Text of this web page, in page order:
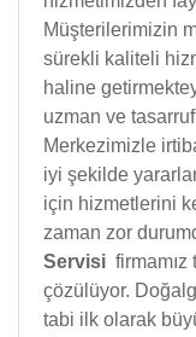
Müşterilerimizin
sürekli kaliteli
haline
uzman ve
Merkezimizle
iyi şekilde
için hizmetlerini
zaman zor
Servisi firmamız
çözülüyor.
tabi ilk olarak